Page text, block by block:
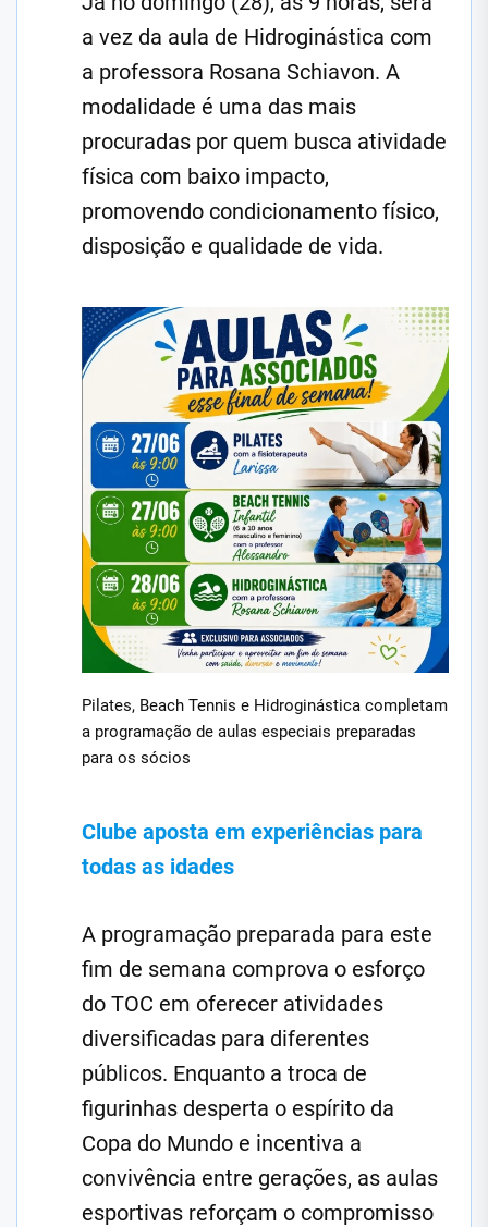
a vez da aula de Hidroginástica com
a professora Rosana Schiavon. A
modalidade é uma das mais
procuradas por quem busca atividade
física com baixo impacto,
promovendo condicionamento físico,
disposição e qualidade de vida.
Pilates, Beach Tennis e Hidroginástica completam
a programação de aulas especiais preparadas
para os sócios
Clube aposta em experiências para
todas as idades
A programação preparada para este
fim de semana comprova o esforço
do TOC em oferecer atividades
diversificadas para diferentes
públicos. Enquanto a troca de
figurinhas desperta o espírito da
Copa do Mundo e incentiva a
convivência entre gerações, as aulas
esportivas reforçam o compromisso